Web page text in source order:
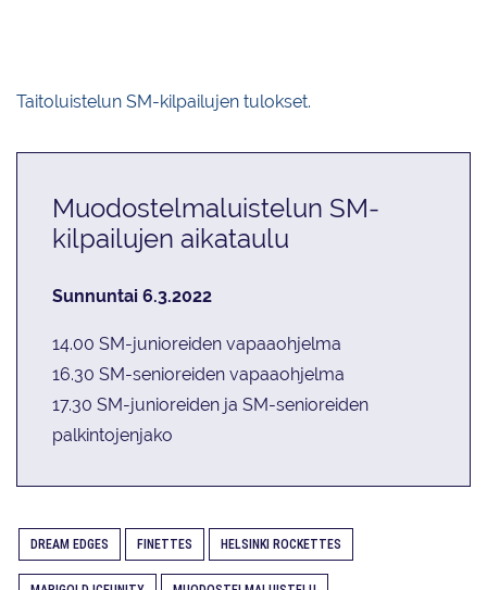
Taitoluistelun SM-kilpailujen tulokset.
Muodostelmaluistelun SM-
kilpailujen aikataulu
Sunnuntai 6.3.2022
14.00 SM-junioreiden vapaaohjelma
16.30 SM-senioreiden vapaaohjelma
17.30 SM-junioreiden ja SM-senioreiden
palkintojenjako
DREAM EDGES FINETTES HELSINKI ROCKETTES